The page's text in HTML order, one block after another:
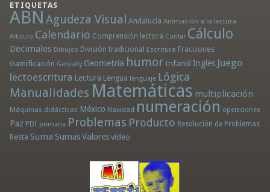
ETIQUETAS
ABN Agudeza Visual Andalucía Animación a la lectura
Artículo Calendario Comprensión lectora Contar Cálculo
Decimales Dibujos División tradicional Escritura Fracciones
Gamificación Genially Geometría humor Infantil Inglés Juego
lectoescritura Lectura Lengua lenguaje Lógica
Manualidades Matemáticas multiplicación
Máquinas didácticas México Navidad numeración operaciones
Paz PDI primaria Problemas Producto Resolución de Problemas
Resta Suma Sumas Valores vídeo